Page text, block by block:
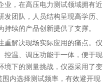
业，在高压电力测试领域拥有近
团队，人员结构呈现高学历、
续的产品创新提供了支撑。
重解决现场实际应用的痛点。仪
控温、调压功能于一体，便于现
境下的测量挑战，仪器采用了变
内选择测试频率，有效避开现